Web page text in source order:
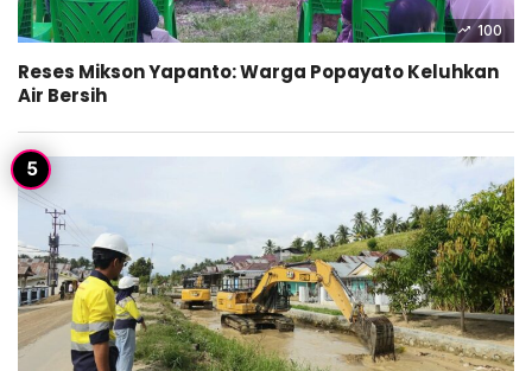
100
Reses Mikson Yapanto: Warga Popayato Keluhkan
Air Bersih